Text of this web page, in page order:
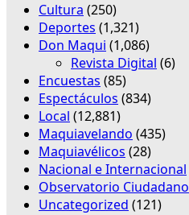
Cultura (250)
Deportes (1,321)
Don Maqui (1,086)
Revista Digital (6)
Encuestas (85)
Espectáculos (834)
Local (12,881)
Maquiavelando (435)
Maquiavélicos (28)
Nacional e Internacional
Observatorio Ciudadano
Uncategorized (121)